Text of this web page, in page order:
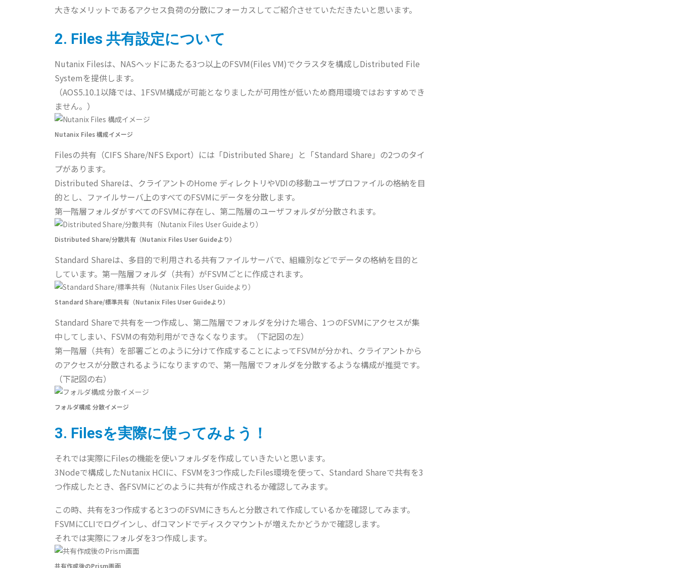
大きなメリットであるアクセス負荷の分散にフォーカスしてご紹介させていただきたいと思います。
2. Files 共有設定について
Nutanix Filesは、NASヘッドにあたる3つ以上のFSVM(Files VM)でクラスタを構成しDistributed File
Systemを提供します。
（AOS5.10.1以降では、1FSVM構成が可能となりましたが可用性が低いため商用環境ではおすすめでき
ません。）
Nutanix Files 構成イメージ
Filesの共有（CIFS Share/NFS Export）には「Distributed Share」と「Standard Share」の2つのタイ
プがあります。
Distributed Shareは、クライアントのHome ディレクトリやVDIの移動ユーザプロファイルの格納を目
的とし、ファイルサーバ上のすべてのFSVMにデータを分散します。
第一階層フォルダがすべてのFSVMに存在し、第二階層のユーザフォルダが分散されます。
Distributed Share/分散共有（Nutanix Files User Guideより）
Standard Shareは、多目的で利用される共有ファイルサーバで、組織別などでデータの格納を目的と
しています。第一階層フォルダ（共有）がFSVMごとに作成されます。
Standard Share/標準共有（Nutanix Files User Guideより）
Standard Shareで共有を一つ作成し、第二階層でフォルダを分けた場合、1つのFSVMにアクセスが集
中してしまい、FSVMの有効利用ができなくなります。（下記図の左）
第一階層（共有）を部署ごとのように分けて作成することによってFSVMが分かれ、クライアントから
のアクセスが分散されるようになりますので、第一階層でフォルダを分散するような構成が推奨です。
（下記図の右）
フォルダ構成 分散イメージ
3. Filesを実際に使ってみよう！
それでは実際にFilesの機能を使いフォルダを作成していきたいと思います。
3Nodeで構成したNutanix HCIに、FSVMを3つ作成したFiles環境を使って、Standard Shareで共有を3
つ作成したとき、各FSVMにどのように共有が作成されるか確認してみます。
この時、共有を3つ作成すると3つのFSVMにきちんと分散されて作成しているかを確認してみます。
FSVMにCLIでログインし、dfコマンドでディスクマウントが増えたかどうかで確認します。
それでは実際にフォルダを3つ作成します。
共有作成後のPrism画面